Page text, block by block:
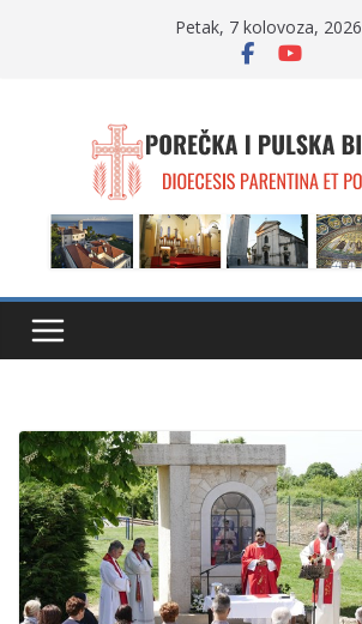
Petak, 7 kolovoza, 2026